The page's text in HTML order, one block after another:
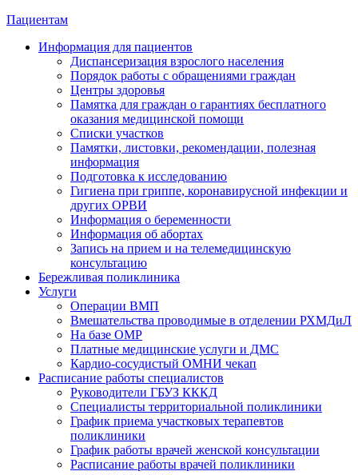
Пациентам
Информация для пациентов
Диспансеризация взрослого населения
Порядок работы с обращениями граждан
Центры здоровья
Памятка для граждан о гарантиях бесплатного
оказания медицинской помощи
Cписки участков
Памятки, листовки, рекомендации, полезная
информация
Подготовка к исследованию
Гигиена при гриппе, коронавирусной инфекции и
других ОРВИ
Информация о беременности
Информация об абортах
Запись на прием и на телемедицинскую
консультацию
Бережливая поликлиника
Услуги
Операции ВМП
Вмешательства проводимые в отделении РХМДиЛ
На базе ОМР
Платные медицинские услуги и ДМС
Кардио-сосудистый ОМНИ чекап
Расписание работы специалистов
Руководители ГБУЗ КККД
Специалисты территориальной поликлиники
График приема участковых терапевтов
поликлиники
График работы врачей женской консультации
Расписание работы врачей поликлиники